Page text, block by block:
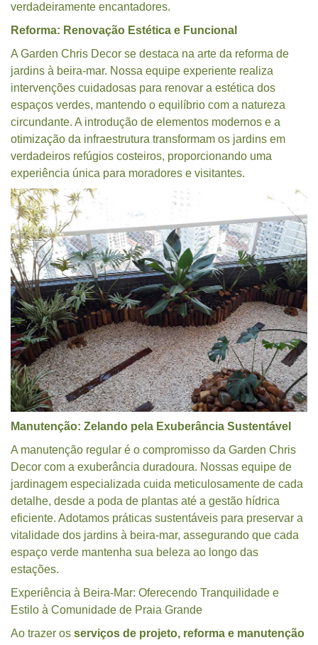
verdadeiramente encantadores.
Reforma: Renovação Estética e Funcional
A Garden Chris Decor se destaca na arte da reforma de
jardins à beira-mar. Nossa equipe experiente realiza
intervenções cuidadosas para renovar a estética dos
espaços verdes, mantendo o equilíbrio com a natureza
circundante. A introdução de elementos modernos e a
otimização da infraestrutura transformam os jardins em
verdadeiros refúgios costeiros, proporcionando uma
experiência única para moradores e visitantes.
Manutenção: Zelando pela Exuberância Sustentável
A manutenção regular é o compromisso da Garden Chris
Decor com a exuberância duradoura. Nossas equipe de
jardinagem especializada cuida meticulosamente de cada
detalhe, desde a poda de plantas até a gestão hídrica
eficiente. Adotamos práticas sustentáveis para preservar a
vitalidade dos jardins à beira-mar, assegurando que cada
espaço verde mantenha sua beleza ao longo das
estações.
Experiência à Beira-Mar: Oferecendo Tranquilidade e
Estilo à Comunidade de Praia Grande
Ao trazer os serviços de projeto, reforma e manutenção